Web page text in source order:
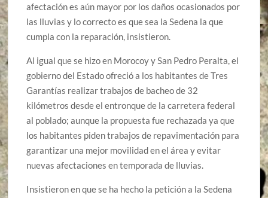
afectación es aún mayor por los daños ocasionados por
las lluvias y lo correcto es que sea la Sedena la que
cumpla con la reparación, insistieron.
Al igual que se hizo en Morocoy y San Pedro Peralta, el
gobierno del Estado ofreció a los habitantes de Tres
Garantías realizar trabajos de bacheo de 32
kilómetros desde el entronque de la carretera federal
al poblado; aunque la propuesta fue rechazada ya que
los habitantes piden trabajos de repavimentación para
garantizar una mejor movilidad en el área y evitar
nuevas afectaciones en temporada de lluvias.
Insistieron en que se ha hecho la petición a la Sedena